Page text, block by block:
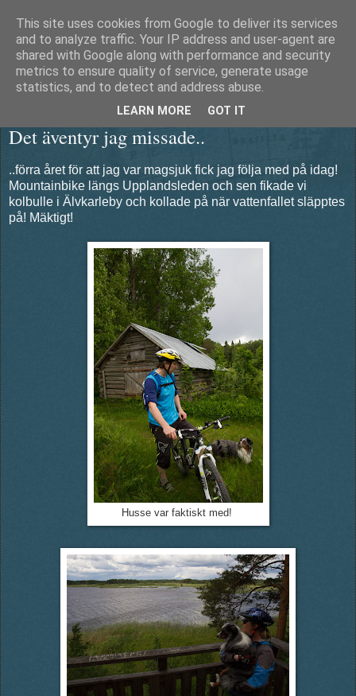
Äventyrshunden Diesel
Det äventyr jag missade..
..förra året för att jag var magsjuk fick jag följa med på idag!
Mountainbike längs Upplandsleden och sen fikade vi
kolbulle i Älvkarleby och kollade på när vattenfallet släpptes
på! Mäktigt!
Husse var faktiskt med!
This site uses cookies from Google to deliver its services
and to analyze traffic. Your IP address and user-agent are
shared with Google along with performance and security
metrics to ensure quality of service, generate usage
statistics, and to detect and address abuse.
LEARN MORE GOT IT